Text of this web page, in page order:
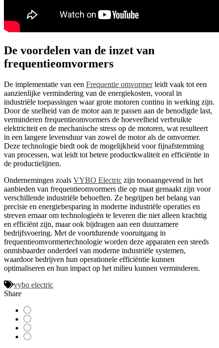
De voordelen van de inzet van
frequentieomvormers
De implementatie van een Frequentie omvormerleidt vaak tot een
aanzienlijke vermindering van de energiekosten, vooral in
industriële toepassingen waar grote motoren continu in werking zijn.
Door de snelheid van de motor aan te passen aan de benodigde last,
verminderen frequentieomvormers de hoeveelheid verbruikte
elektriciteit en de mechanische stress op de motoren, wat resulteert
in een langere levensduur van zowel de motor als de omvormer.
Deze technologie biedt ook de mogelijkheid voor fijnafstemming
van processen, wat leidt tot betere productkwaliteit en efficiëntie in
de productielijnen.
Ondernemingen zoals VYBO Electric zijn toonaangevend in het
aanbieden van frequentieomvormers die op maat gemaakt zijn voor
verschillende industriële behoeften. Ze begrijpen het belang van
precisie en energiebesparing in moderne industriële operaties en
streven ernaar om technologieën te leveren die niet alleen krachtig
en efficiënt zijn, maar ook bijdragen aan een duurzamere
bedrijfsvoering. Met de voortdurende vooruitgang in
frequentieomvormertechnologie worden deze apparaten een steeds
onmisbaarder onderdeel van moderne industriële systemen,
waardoor bedrijven hun operationele efficiëntie kunnen
optimaliseren en hun impact op het milieu kunnen verminderen.
vybo electric
Share